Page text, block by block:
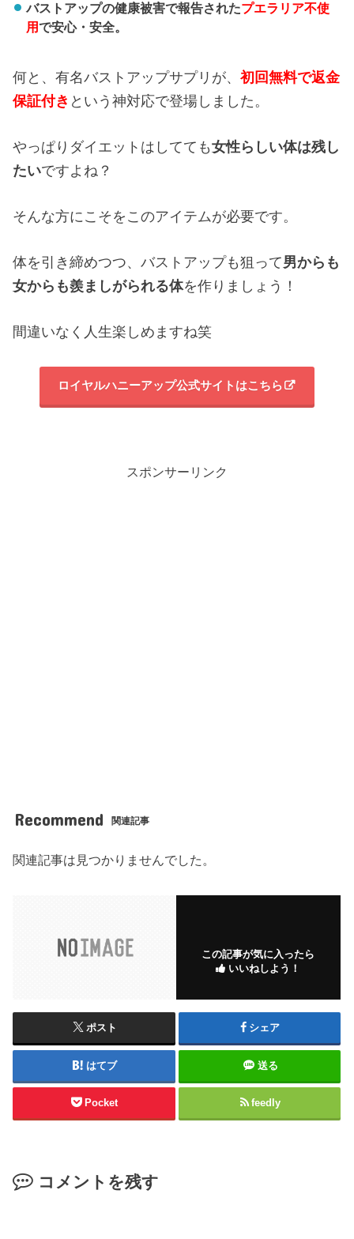
バストアップの健康被害で報告されたプエラリア不使
用で安心・安全。
何と、有名バストアップサプリが、初回無料で返金
保証付き という神対応で登場しました。
やっぱりダイエットはしてても女性らしい体は残し
たいですよね？
そんな方にこそをこのアイテムが必要です。
体を引き締めつつ、バストアップも狙って男からも
女からも羨ましがられる体を作りましょう！
間違いなく人生楽しめますね笑
ロイヤルハニーアップ公式サイトはこちら
スポンサーリンク
Recommend 関連記事
関連記事は見つかりませんでした。
この記事が気に入ったら
いいねしよう！
ポスト シェア
はてブ 送る
Pocket feedly
コメントを残す